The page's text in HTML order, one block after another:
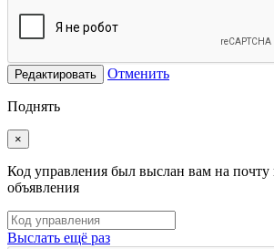
Редактировать Отменить
Поднять
×
Код управления был выслан вам на почту
объявления
Выслать ещё раз